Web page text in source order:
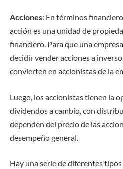
Acciones: En términos
acción es una unidad de
financiero. Para que una
decidir vender acciones a
convierten en accionistas de la
Luego, los accionistas tienen la
dividendos a cambio, con
dependen del precio de las
desempeño general.
Hay una serie de diferentes